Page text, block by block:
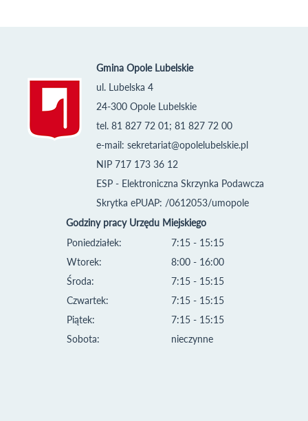
Gmina Opole Lubelskie
ul. Lubelska 4
24-300 Opole Lubelskie
tel. 81 827 72 01; 81 827 72 00
e-mail: sekretariat@opolelubelskie.pl
NIP 717 173 36 12
ESP - Elektroniczna Skrzynka Podawcza
Skrytka ePUAP: /0612053/umopole
Godziny pracy Urzędu Miejskiego
Poniedziałek:
Wtorek:
Środa:
Czwartek:
Piątek:
Sobota:
7:15 - 15:15
8:00 - 16:00
7:15 - 15:15
7:15 - 15:15
7:15 - 15:15
nieczynne